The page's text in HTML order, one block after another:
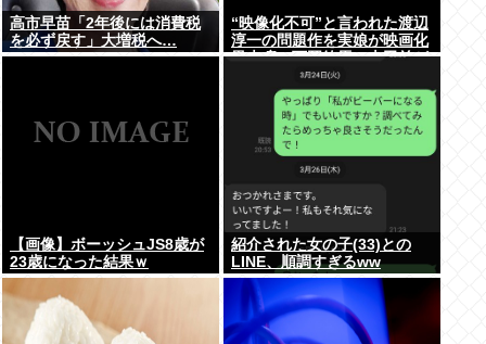
高市早苗「2年後には消費税
を必ず戻す」大増税へ…
“映像化不可”と言われた渡辺
淳一の問題作を実娘が映画化
黒木瞳、西岡徳馬、吉田羊が
【画像】ボーッシュJS8歳が
23歳になった結果ｗ
紹介された女の子(33)との
LINE、順調すぎるww